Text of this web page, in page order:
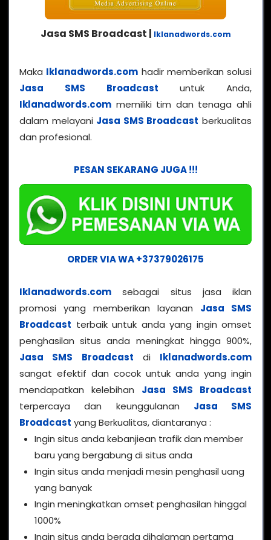
Jasa SMS Broadcast | Iklanadwords.com
Maka Iklanadwords.com hadir memberikan solusi
Jasa SMS Broadcast untuk Anda,
Iklanadwords.com memiliki tim dan tenaga ahli
dalam melayani Jasa SMS Broadcast berkualitas
dan profesional.
PESAN SEKARANG JUGA !!!
ORDER VIA WA +37379026175
Iklanadwords.com sebagai situs jasa iklan
promosi yang memberikan layanan Jasa SMS
Broadcast terbaik untuk anda yang ingin omset
penghasilan situs anda meningkat hingga 900%,
Jasa SMS Broadcast di Iklanadwords.com
sangat efektif dan cocok untuk anda yang ingin
mendapatkan kelebihan Jasa SMS Broadcast
terpercaya dan keunggulanan Jasa SMS
Broadcast yang Berkualitas, diantaranya :
Ingin situs anda kebanjiean trafik dan member
baru yang bergabung di situs anda
Ingin situs anda menjadi mesin penghasil uang
yang banyak
Ingin meningkatkan omset penghasilan hinggal
1000%
Ingin situs anda berada dihalaman pertama